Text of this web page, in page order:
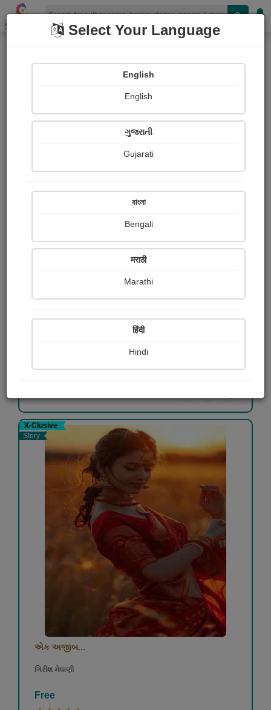
Shopizen
Books(Author : ગિરીશ મેઘાણી)
સાવ એમ ના હોય!
ગિરીશ મેઘાણી
X-Clusive
Story
એક અજીબ...
ગિરીશ મેઘાણી
Free
Select Your Language
English
English
ગુજરાતી
Gujarati
বাংলা
Bengali
मराठी
Marathi
हिंदी
Hindi